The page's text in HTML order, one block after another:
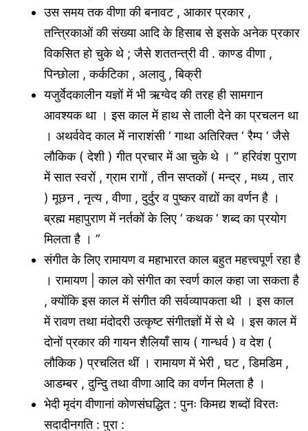
उस समय तक वीणा की बनावट , आकार प्रकार ,
तन्त्रिकाओं की संख्या आदि के हिसाब से इसके अनेक प्रकार
विकसित हो चुके थे ; जैसे शततन्त्री वी . काण्ड वीणा ,
पिन्छोला , कर्कटिका , अलावु , बिक्री
यजुर्वेदकालीन यज्ञों में भी ऋग्वेद की तरह ही सामगान
आवश्यक था । इस काल में हाथ से ताली देने का प्रचलन था
। अथर्ववेद काल में नाराशंसी ‘ गाथा अतिरिक्त ‘ रैम्प ‘ जैसे
लौकिक ( देशी ) गीत प्रचार में आ चुके थे । “ हरिवंश पुराण
में सात स्वरों , ग्राम रागों , तीन सप्तकों ( मन्द्र , मध्य , तार
) मूछन , नृत्य , वीणा , दुर्दुर व पुष्कर वाद्यों का वर्णन है ।
ब्रह्म महापुराण में नर्तकों के लिए ‘ कथक ‘ शब्द का प्रयोग
मिलता है । ”
संगीत के लिए रामायण व महाभारत काल बहुत महत्त्वपूर्ण रहा है
। रामायण | काल को संगीत का स्वर्ण काल कहा जा सकता है
, क्योंकि इस काल में संगीत की सर्वव्यापकता थी । इस काल
में रावण तथा मंदोदरी उत्कृष्ट संगीतज्ञों में से थे । इस काल में
दोनों प्रकार की गायन शैलियाँ साय ( गान्धर्व ) व देश (
लौकिक ) प्रचलित थीं । रामायण में भेरी , घट , डिमडिम ,
आडम्बर , दुन्दुि तथा वीणा आदि का वर्णन मिलता है ।
भेदी मृदंग वीणानां कोणसंघद्धित : पुनः किमद्य शब्दों विरतः
सदादीनगति : पुरा :